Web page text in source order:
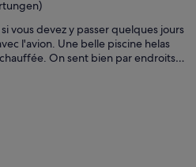
Person
vous devez y passer quelques jours
l'avion. Une belle piscine helas
On sent bien par endroits
Le fait d'avoir vendu une